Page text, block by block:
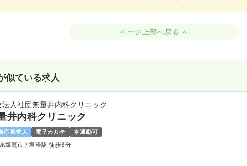
ページ上部へ戻る
似ている求人
法人社団無量井内科クリニック
井内科クリニック
応募求人 電子カルテ
車通勤可
塩竈市/ 塩釜駅 徒歩3分